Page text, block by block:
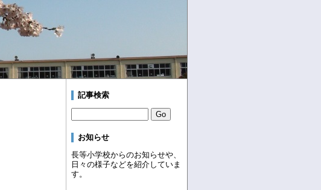
記事検索
お知らせ
長等小学校からのお知らせや、
日々の様子などを紹介していま
す。